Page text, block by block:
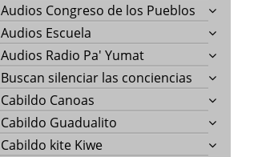
Audios Congreso de los Pueblos
Audios Escuela
Audios Radio Pa' Yumat
Buscan silenciar las conciencias
Cabildo Canoas
Cabildo Guadualito
Cabildo kite Kiwe